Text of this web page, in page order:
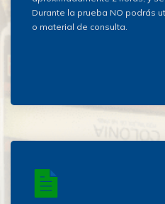
Durante la prueba NO podrás
o material de consulta.